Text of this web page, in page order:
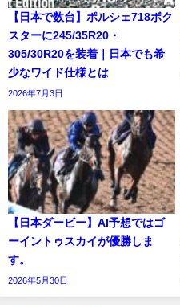
【日本で数台】ポルシェ718ボク
スターに245/35R20・
305/30R20を装着｜日本でも希
少なワイド仕様とは
2026年7月3日
【日本ダービー】AI予想ではゴ
ーイントゥスカイが優勝しま
す。
2026年5月30日